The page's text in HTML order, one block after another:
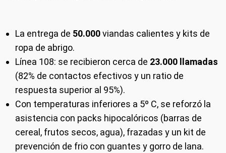
La entrega de 50.000viandas calientes y kits de
ropa de abrigo.
Línea 108: se recibieron cerca de 23.000 llamadas
(82% de contactos efectivos y un ratio de
respuesta superior al 95%).
Con temperaturas inferiores a 5º C, se reforzó la
asistencia con packs hipocalóricos (barras de
cereal, frutos secos, agua), frazadas y un kit de
prevención de frio con guantes y gorro de lana.